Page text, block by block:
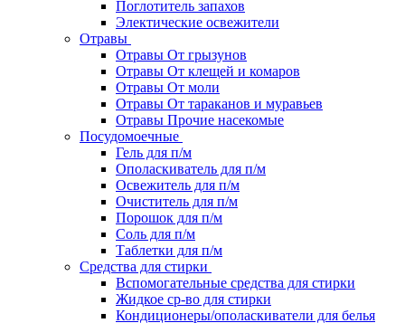
Поглотитель запахов
Электические освежители
Отравы
Отравы От грызунов
Отравы От клещей и комаров
Отравы От моли
Отравы От тараканов и муравьев
Отравы Прочие насекомые
Посудомоечные
Гель для п/м
Ополаскиватель для п/м
Освежитель для п/м
Очиститель для п/м
Порошок для п/м
Соль для п/м
Таблетки для п/м
Средства для стирки
Вспомогательные средства для стирки
Жидкое ср-во для стирки
Кондиционеры/ополаскиватели для белья